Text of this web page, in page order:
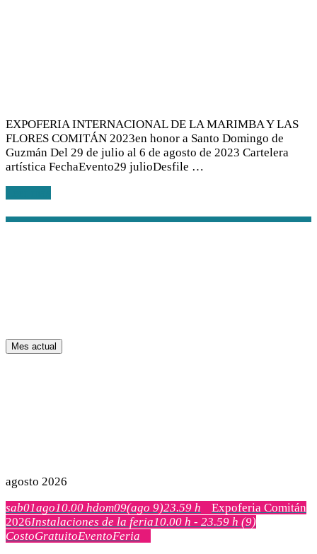
EXPOFERIA INTERNACIONAL DE LA MARIMBA Y LAS
FLORES COMITÁN 2023en honor a Santo Domingo de
Guzmán Del 29 de julio al 6 de agosto de 2023 Cartelera
artística FechaEvento29 julioDesfile …
Mes actual
agosto 2026
sab01ago10.00 hdom09(ago 9)23.59 h
Expoferia Comitán
2026Instalaciones de la feria10.00 h - 23.59 h (9)
CostoGratuitoEventoFeria